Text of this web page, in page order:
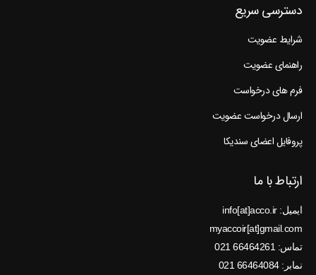
دسترسی سریع
شرایط عضویت
راهنمای عضویت
فرم های درخواست
ارسال درخواست عضویت
پروفایل اعضای سندیکا
ارتباط با ما
ایمیل: info[at]acco.ir
myaccoir[at]gmail.com
تماس: 66464261 021
نمابر: 66464084 021